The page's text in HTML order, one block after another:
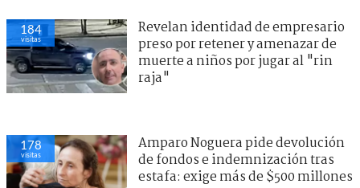
184
visitas
Revelan identidad de empresario
preso por retener y amenazar de
muerte a niños por jugar al "rin
raja"
178
visitas
Amparo Noguera pide devolución
de fondos e indemnización tras
estafa: exige más de $500 millones